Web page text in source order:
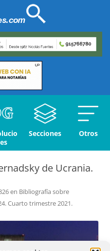
Secciones Otros
de Ucrania.
en Bibliografía sobre
Cuarto trimestre 2021.